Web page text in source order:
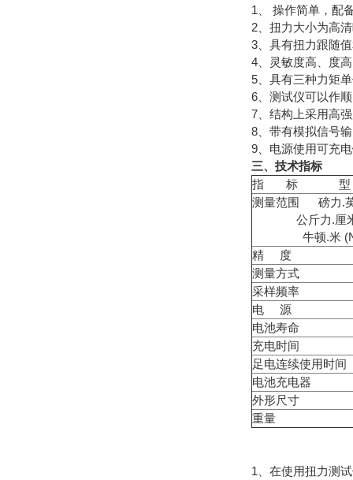
1、 操作简单，配
2、扭力大小为高
3、具有扭力跟随
4、灵敏度高、度
5、具有三种力矩
6、测试仪可以作
7、结构上采用高
8、带有模拟信号
9、电源使用可充
三、技术指标
指 标 型
测量范围 磅力.
公斤力.厘米
牛顿.米
精 度
测量方式
采样频率
电 源
电池寿命
充电时间
足电连续使用时间
电池充电器
外形尺寸
重量
1、在使用扭力测